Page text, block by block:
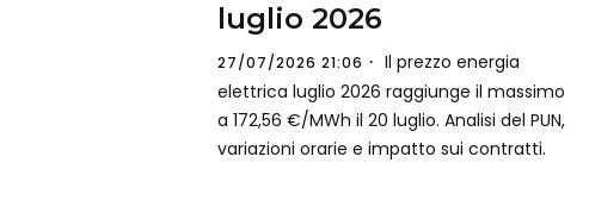
luglio 2026
27/07/2026 21:06
Il prezzo energia
elettrica luglio 2026 raggiunge il massimo
a 172,56 €/MWh il 20 luglio. Analisi del PUN,
variazioni orarie e impatto sui contratti.